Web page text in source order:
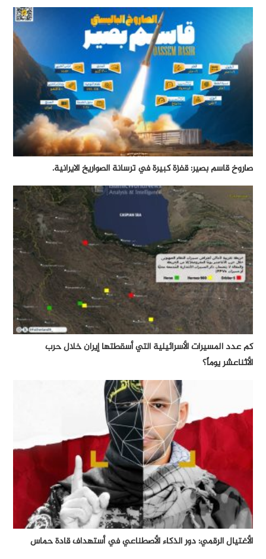
صاروخ قاسم بصير: قفزة كبيرة في ترسانة الصواريخ الايرانية.
كم عدد المسيرات الأسرائيلية التي أسقطتها إيران خلال حرب
الأثناعشر يوماً؟
الأغتيال الرقمي: دور الذكاء الأصطناعي في أستهداف قادة حماس